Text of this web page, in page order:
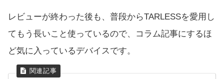
レビューが終わった後も、普段からTARLESSを愛用し
てもう長いこと使っているので、コラム記事にするほ
ど気に入っているデバイスです。